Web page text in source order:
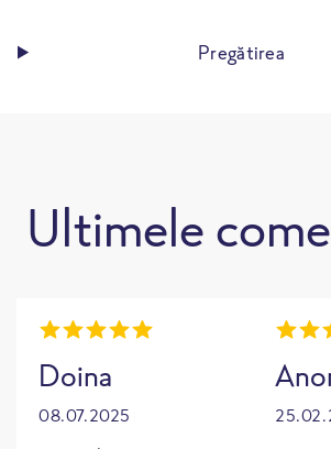
Pregătirea
Ultimele
Doina
08.07.2025